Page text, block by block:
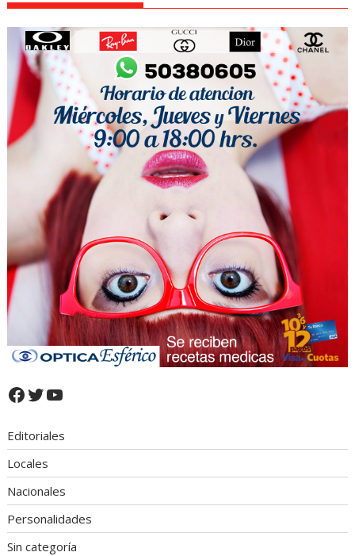
Facebook
Twitter
YouTube
Editoriales
Locales
Nacionales
Personalidades
Sin categoría